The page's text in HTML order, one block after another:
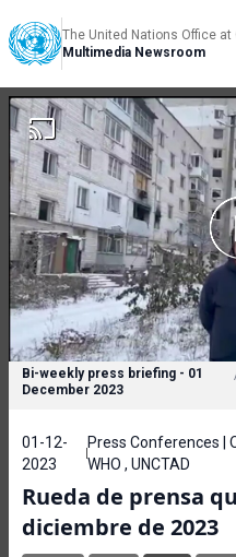
The United Nations Office at
Multimedia Newsroom
Bi-weekly press briefing - 01
December 2023
01-12-
2023
Press Conferences |
WHO , UNCTAD
Rueda de prensa
diciembre de 2023